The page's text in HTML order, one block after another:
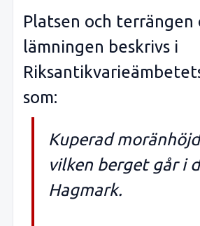
Platsen och terrängen
lämningen beskrivs i
som:
Kuperad
vilken berget går i
Hagmark.